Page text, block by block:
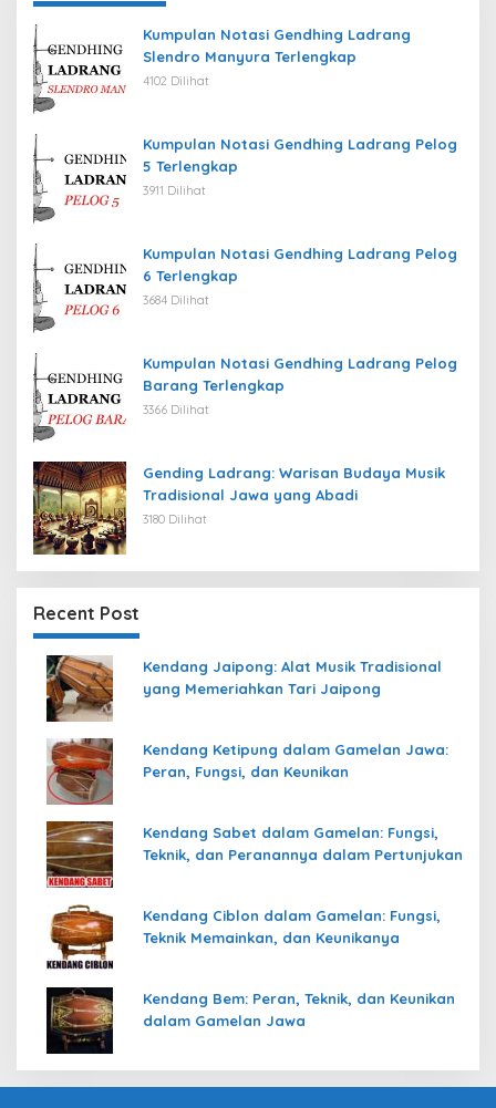
Kumpulan Notasi Gendhing Ladrang
Slendro Manyura Terlengkap
4102 Dilihat
Kumpulan Notasi Gendhing Ladrang Pelog
5 Terlengkap
3911 Dilihat
Kumpulan Notasi Gendhing Ladrang Pelog
6 Terlengkap
3684 Dilihat
Kumpulan Notasi Gendhing Ladrang Pelog
Barang Terlengkap
3366 Dilihat
Gending Ladrang: Warisan Budaya Musik
Tradisional Jawa yang Abadi
3180 Dilihat
Recent Post
Kendang Jaipong: Alat Musik Tradisional
yang Memeriahkan Tari Jaipong
Kendang Ketipung dalam Gamelan Jawa:
Peran, Fungsi, dan Keunikan
Kendang Sabet dalam Gamelan: Fungsi,
Teknik, dan Peranannya dalam Pertunjukan
Kendang Ciblon dalam Gamelan: Fungsi,
Teknik Memainkan, dan Keunikanya
Kendang Bem: Peran, Teknik, dan Keunikan
dalam Gamelan Jawa